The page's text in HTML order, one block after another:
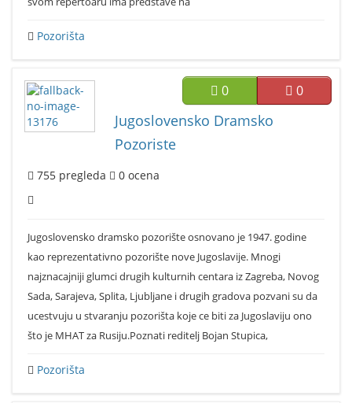
Pozorišta
0 0
Jugoslovensko Dramsko
Pozoriste
755 pregleda 0 ocena
Jugoslovensko dramsko pozorište osnovano je 1947. godine
kao reprezentativno pozorište nove Jugoslavije. Mnogi
najznacajniji glumci drugih kulturnih centara iz Zagreba, Novog
Sada, Sarajeva, Splita, Ljubljane i drugih gradova pozvani su da
ucestvuju u stvaranju pozorišta koje ce biti za Jugoslaviju ono
što je MHAT za Rusiju.Poznati reditelj Bojan Stupica,
Pozorišta